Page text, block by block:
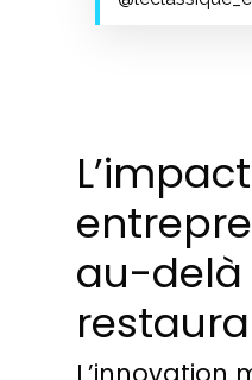
L’impact
au-delà